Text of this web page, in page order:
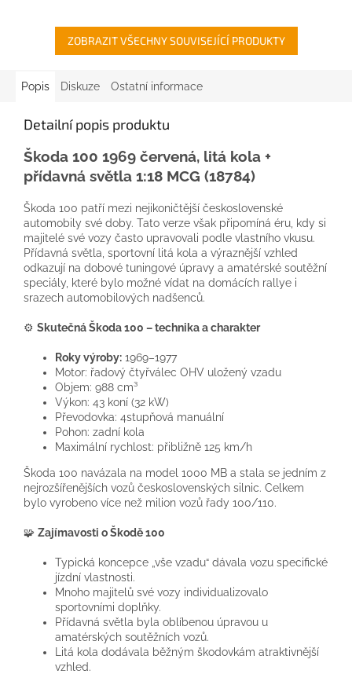
ZOBRAZIT VŠECHNY SOUVISEJÍCÍ PRODUKTY
Popis Diskuze Ostatní informace
Detailní popis produktu
Škoda 100 1969 červená, litá kola +
přídavná světla 1:18 MCG (18784)
Škoda 100 patří mezi nejikoničtější československé
automobily své doby. Tato verze však připomíná éru, kdy si
majitelé své vozy často upravovali podle vlastního vkusu.
Přídavná světla, sportovní litá kola a výraznější vzhled
odkazují na dobové tuningové úpravy a amatérské soutěžní
speciály, které bylo možné vídat na domácích rallye i
srazech automobilových nadšenců.
⚙️ Skutečná Škoda 100 – technika a charakter
Roky výroby: 1969–1977
Motor: řadový čtyřválec OHV uložený vzadu
Objem: 988 cm³
Výkon: 43 koní (32 kW)
Převodovka: 4stupňová manuální
Pohon: zadní kola
Maximální rychlost: přibližně 125 km/h
Škoda 100 navázala na model 1000 MB a stala se jedním z
nejrozšířenějších vozů československých silnic. Celkem
bylo vyrobeno více než milion vozů řady 100/110.
🧩 Zajímavosti o Škodě 100
Typická koncepce „vše vzadu“ dávala vozu specifické
jízdní vlastnosti.
Mnoho majitelů své vozy individualizovalo
sportovními doplňky.
Přídavná světla byla oblíbenou úpravou u
amatérských soutěžních vozů.
Litá kola dodávala běžným škodovkám atraktivnější
vzhled.